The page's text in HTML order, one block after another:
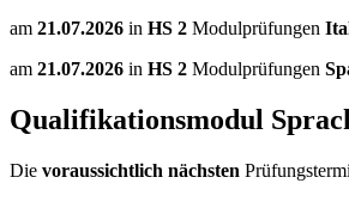
am 21.07.2026 in HS 2 Modulprüfungen
am 21.07.2026 in HS 2 Modulprüfungen
Qualifikationsmodul
Die voraussichtlich nächsten